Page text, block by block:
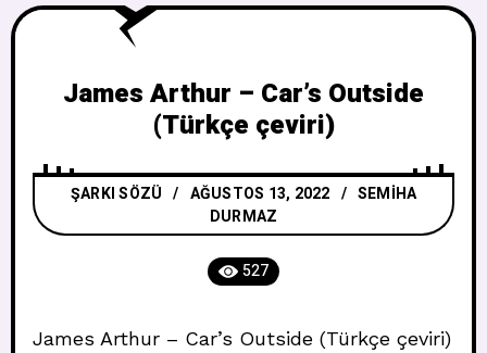
James Arthur – Car’s Outside
(Türkçe çeviri)
ŞARKI SÖZÜ AĞUSTOS 13, 2022
SEMIHA
DURMAZ
527
James Arthur – Car’s Outside (Türkçe çeviri)